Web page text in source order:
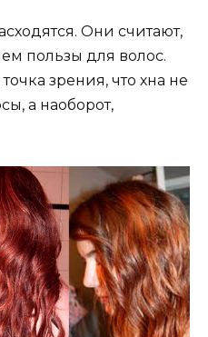
Они считают,
пользы для волос.
зрения, что хна не
а наоборот,